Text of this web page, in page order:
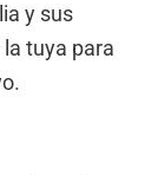
y sus
tuya para